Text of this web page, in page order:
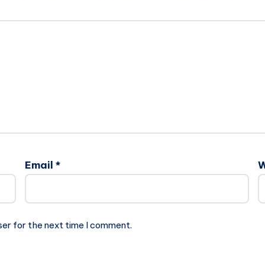
Email *
for the next time I comment.